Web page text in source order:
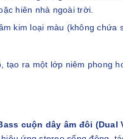
hiên nhà ngoài trời.
kim loại màu (không chứa
tạo ra một lớp niêm phong
cuộn dây âm đôi (Dual